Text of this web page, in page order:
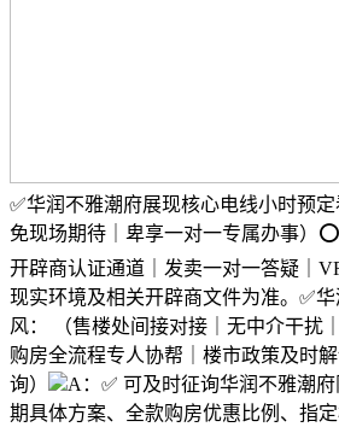
✅华润不雅潮府展现核心电线小时预定
免现场期待｜卑享一对一专属办事）
开辟商认证通道｜发卖一对一答疑｜
现实环境及相关开辟商文件为准。✅
风： （售楼处间接对接｜无中介干扰
购房全流程专人协帮｜楼市政策及时
询）
A：✅ 可及时征询华润不雅潮
期具体方案、全款购房优惠比例、指